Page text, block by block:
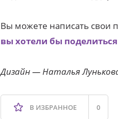
Вы можете написать
вы хотели бы
Дизайн — Наталья
В ИЗБРАННОЕ 0